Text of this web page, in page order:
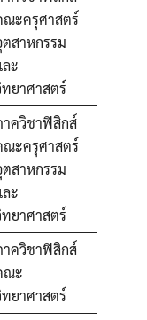
Search
ะครุศาสตร์
สาหกรรม
ะ
ยาศาสตร์
ควิชาฟิสิกส์
ะครุศาสตร์
สาหกรรม
ะ
ยาศาสตร์
ควิชาฟิสิกส์
ณะ
ยาศาสตร์